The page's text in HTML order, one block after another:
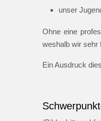
unser
Ohne eine
weshalb wir sehr
Ein Ausdruck